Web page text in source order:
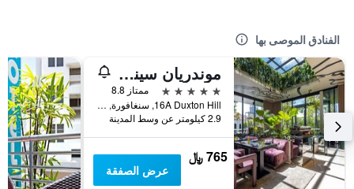
الفنادق الموصى بها
موندريان سينجابور دوكستون
5 نجوم
ممتاز 8.8
16A Duxton Hill, سنغافورة, سنغافورة
2.9 كيلومتر عن وسط المدينة
765 ﷼
عرض الصفقة